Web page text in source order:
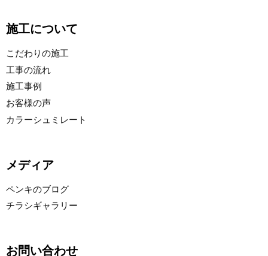
施工について
こだわりの施工
工事の流れ
施工事例
お客様の声
カラーシュミレート
メディア
ペンキのブログ
チラシギャラリー
お問い合わせ